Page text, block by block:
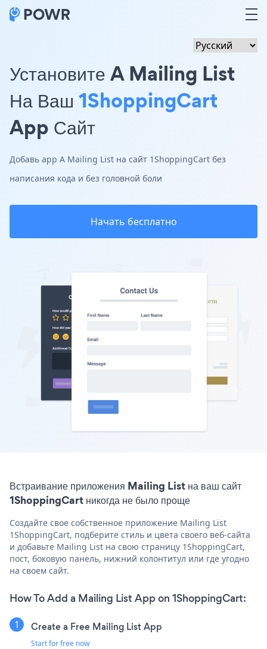
Установите A Mailing List
На Ваш 1ShoppingCart
App Сайт
Добавь app A Mailing List на сайт 1ShoppingCart без
написания кода и без головной боли
Начать бесплатно
Встраивание приложения Mailing List на ваш сайт
1ShoppingCart никогда не было проще
Создайте свое собственное приложение Mailing List
1ShoppingCart, подберите стиль и цвета своего веб-сайта
и добавьте Mailing List на свою страницу 1ShoppingCart,
пост, боковую панель, нижний колонтитул или где угодно
на своем сайт.
How To Add a Mailing List App on 1ShoppingCart:
Create a Free Mailing List App
Start for free now